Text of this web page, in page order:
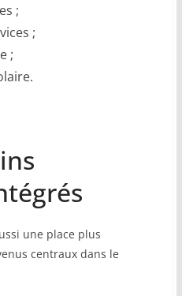
;
;
;
une place plus
centraux dans le